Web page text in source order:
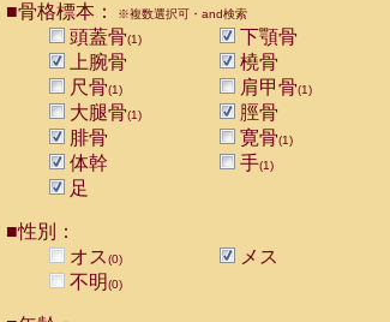
■骨格標本： ※複数選択可・and検索
頭蓋骨(1)
下顎骨
上腕骨
橈骨
尺骨(1) 肩甲骨(1)
大腿骨(1)
脛骨
腓骨
寛骨(1)
体幹 手(1)
足
■性別：
オス(0)
メス
不明(0)